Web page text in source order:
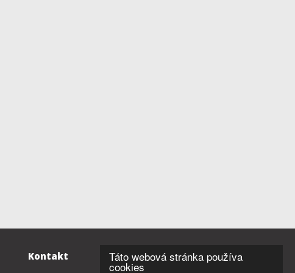
Táto webová stránka používa
cookies
Kontakt